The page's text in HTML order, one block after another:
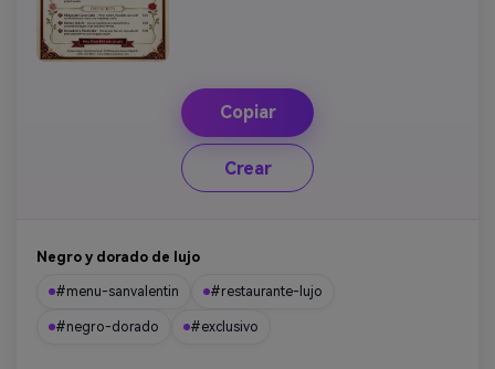
Copiar
Crear
Negro y dorado de lujo
#menu-sanvalentin #restaurante-lujo
#negro-dorado #exclusivo